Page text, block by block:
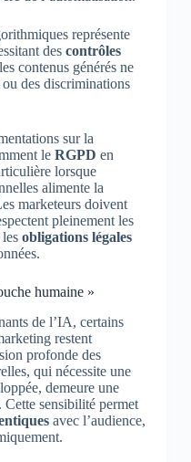
représente
des contrôles
contenus générés ne
ou des discriminations
sur la
le RGPD en
lorsque
alimente la
marketeurs doivent
pleinement les
obligations légales
humaine »
de l’IA, certains
restent
profonde des
qui nécessite une
demeure une
sensibilité permet
avec l’audience,